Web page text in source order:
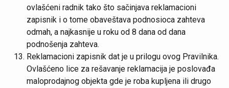
ovlašćeni radnik tako što sačinjava reklamacioni
zapisnik i o tome obaveštava podnosioca zahteva
odmah, a najkasnije u roku od 8 dana od dana
podnošenja zahteva.
Reklamacioni zapisnik dat je u prilogu ovog Pravilnika.
Ovlašćeno lice za rešavanje reklamacija je poslovađa
maloprodajnog objekta gde je roba kupljena ili drugo